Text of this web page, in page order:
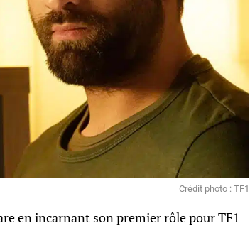
Crédit photo : TF1
en incarnant son premier rôle pour TF1